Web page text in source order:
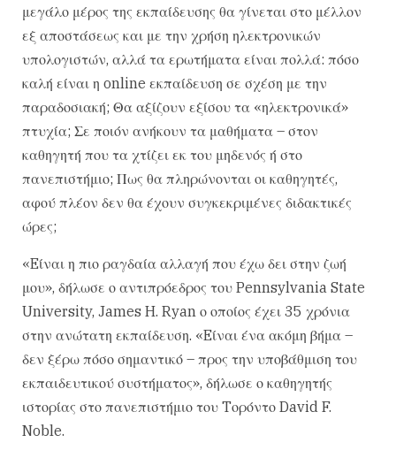
μεγάλο μέρος της εκπαίδευσης θα γίνεται στο μέλλον
εξ αποστάσεως και με την χρήση ηλεκτρονικών
υπολογιστών, αλλά τα ερωτήματα είναι πολλά: πόσο
καλή είναι η online εκπαίδευση σε σχέση με την
παραδοσιακή; Θα αξίζουν εξίσου τα «ηλεκτρονικά»
πτυχία; Σε ποιόν ανήκουν τα μαθήματα – στον
καθηγητή που τα χτίζει εκ του μηδενός ή στο
πανεπιστήμιο; Πως θα πληρώνονται οι καθηγητές,
αφού πλέον δεν θα έχουν συγκεκριμένες διδακτικές
ώρες;
«Eίναι η πιο ραγδαία αλλαγή που έχω δει στην ζωή
μου», δήλωσε ο αντιπρόεδρος του Pennsylvania State
University, James H. Ryan ο οποίος έχει 35 χρόνια
στην ανώτατη εκπαίδευση. «Eίναι ένα ακόμη βήμα –
δεν ξέρω πόσο σημαντικό – προς την υποβάθμιση του
εκπαιδευτικού συστήματος», δήλωσε ο καθηγητής
ιστορίας στο πανεπιστήμιο του Tορόντο David F.
Noble.